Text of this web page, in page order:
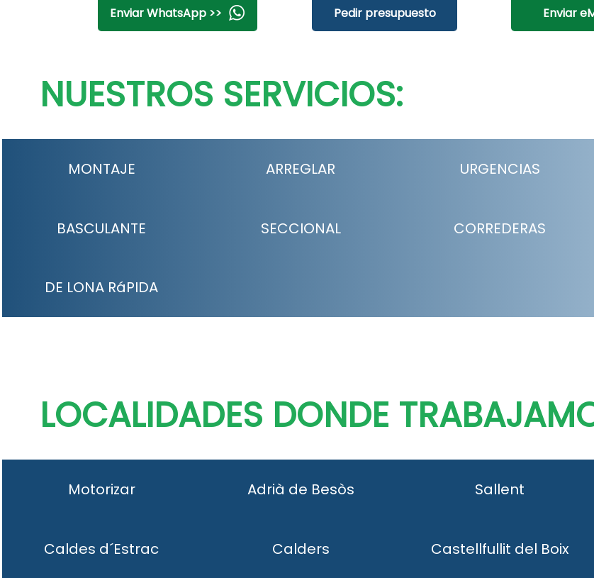
Enviar WhatsApp >> Pedir presupuesto Enviar
NUESTROS SERVICIOS:
MONTAJE ARREGLAR URGENCIAS
BASCULANTE SECCIONAL CORREDERAS
DE LONA RáPIDA
LOCALIDADES DONDE
Motorizar Adrià de Besòs Sallent
Caldes d´Estrac Calders Castellfullit del Boix